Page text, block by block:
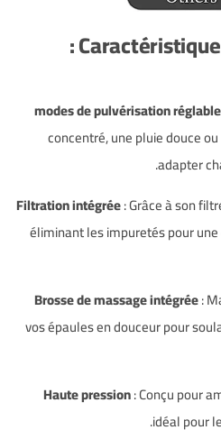
concentré, une pluie douce
adapter
Filtration intégrée: Grâce à son
éliminant les impuretés pour
Brosse de massage intégrée:
vos épaules en douceur pour
Haute pression: Conçu pour
idéal pour